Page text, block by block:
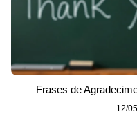
Frases de
12/